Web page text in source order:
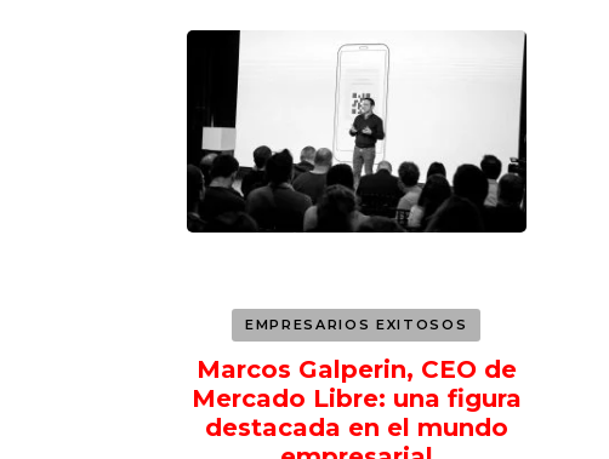
EMPRESARIOS EXITOSOS
Marcos Galperin, CEO de
Mercado Libre: una figura
destacada en el mundo